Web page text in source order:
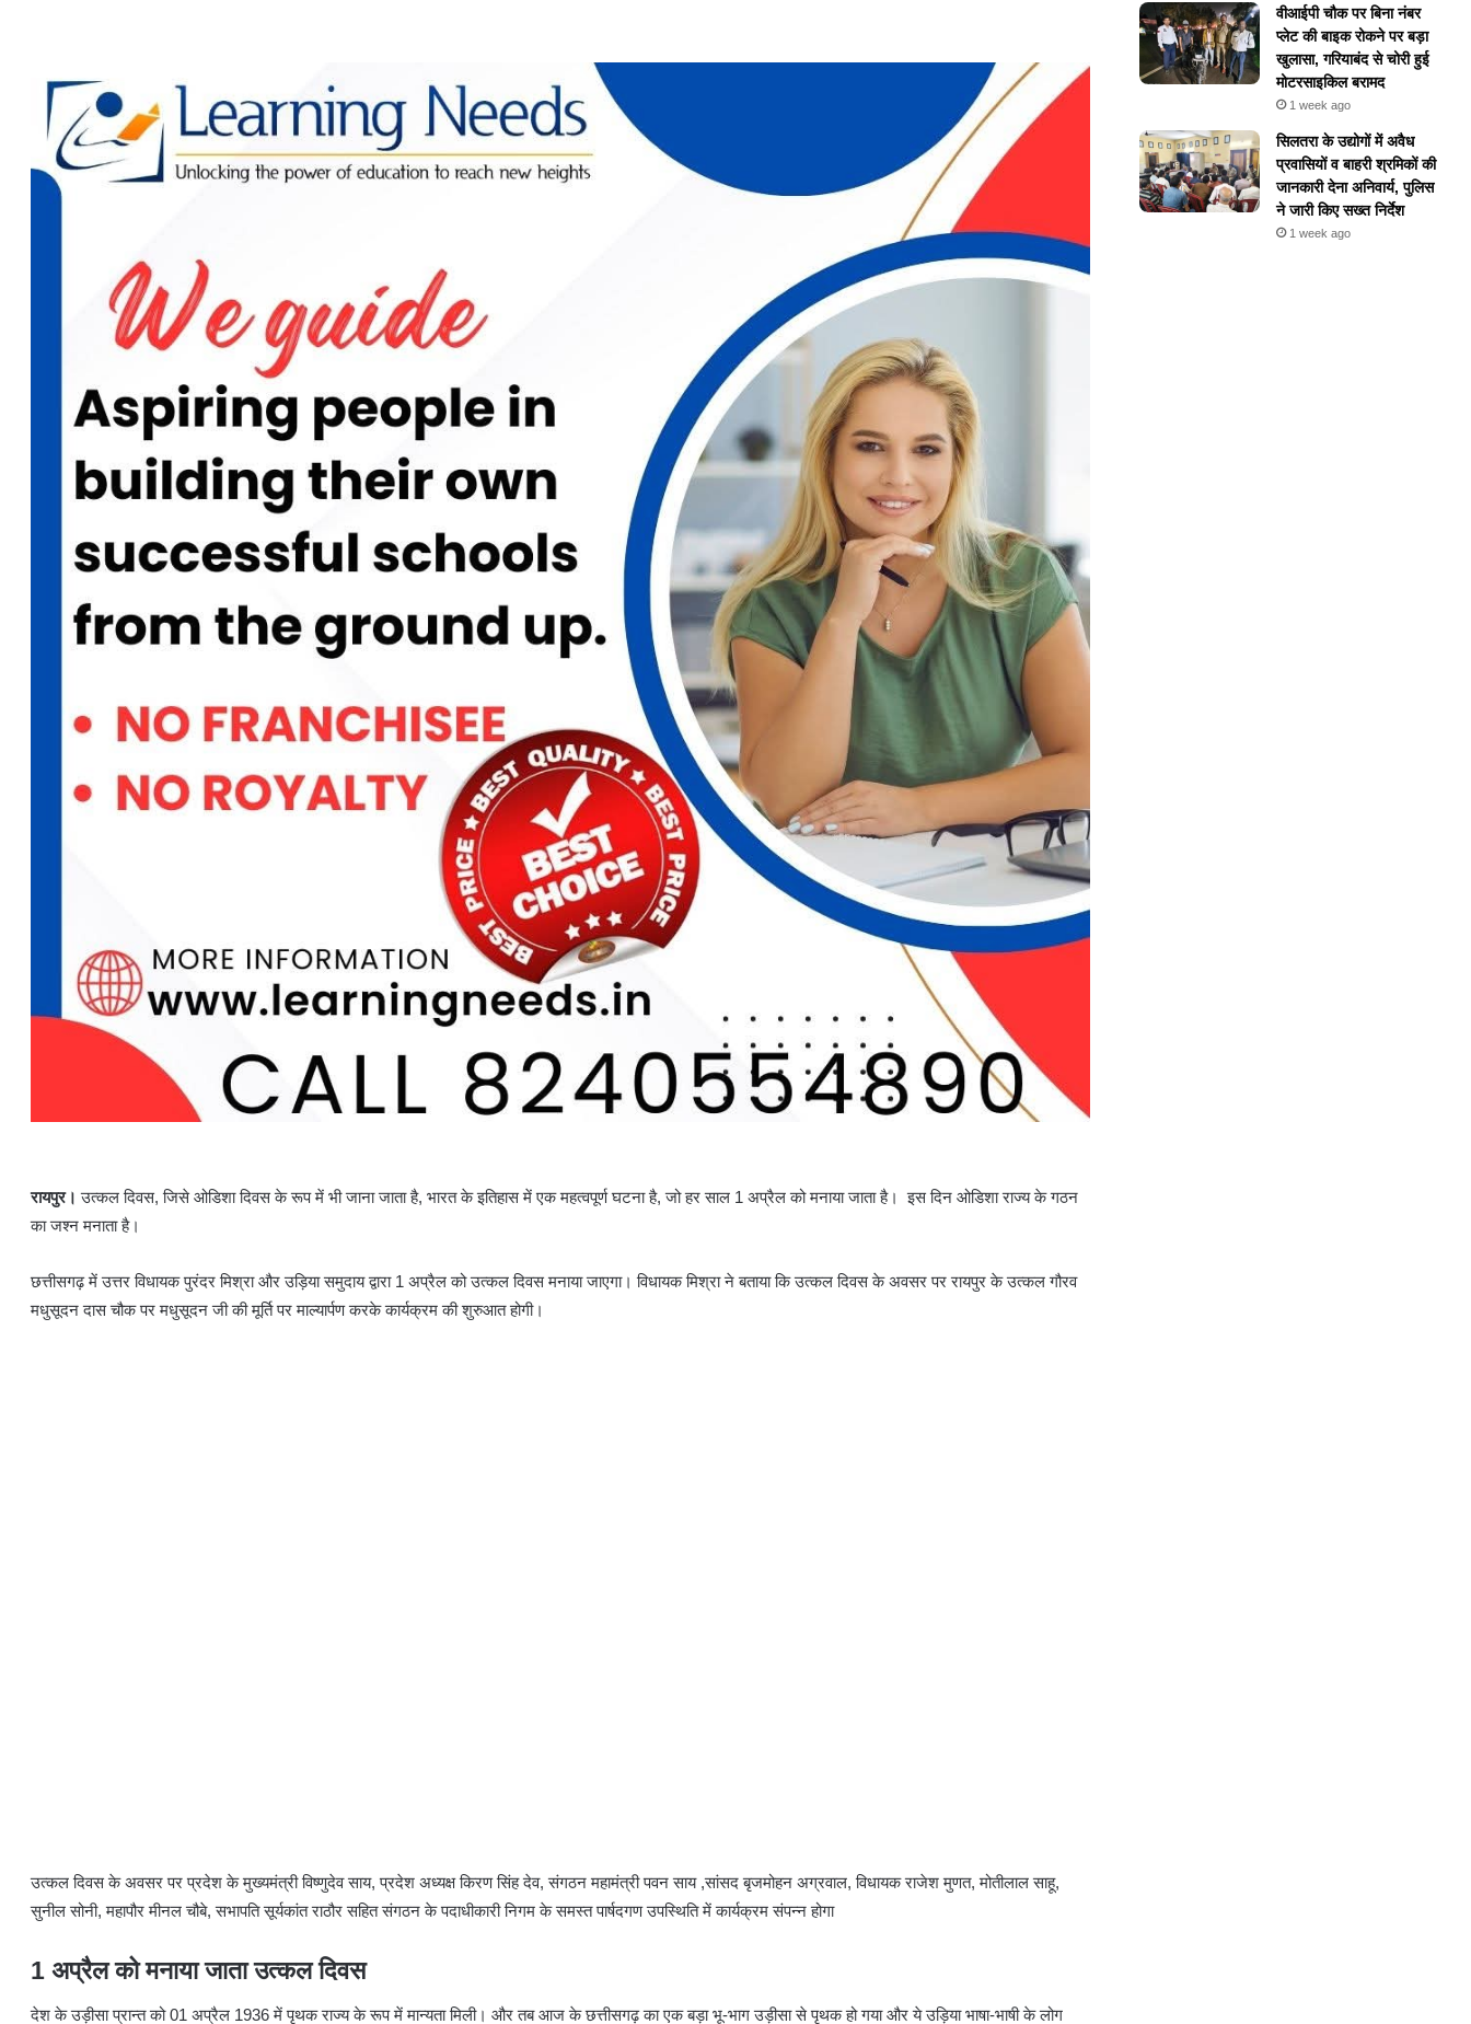
रायपुर। उत्कल दिवस, जिसे ओडिशा दिवस के रूप में भी जाना जाता है, भारत के इतिहास में एक महत्वपूर्ण घटना है, जो हर साल 1 अप्रैल को मनाया जाता है। इस दिन ओडिशा राज्य के गठन
का जश्न मनाता है।
छत्तीसगढ़ में उत्तर विधायक पुरंदर मिश्रा और उड़िया समुदाय द्वारा 1 अप्रैल को उत्कल दिवस मनाया जाएगा। विधायक मिश्रा ने बताया कि उत्कल दिवस के अवसर पर रायपुर के उत्कल गौरव
मधुसूदन दास चौक पर मधुसूदन जी की मूर्ति पर माल्यार्पण करके कार्यक्रम की शुरुआत होगी।
उत्कल दिवस के अवसर पर प्रदेश के मुख्यमंत्री विष्णुदेव साय, प्रदेश अध्यक्ष किरण सिंह देव, संगठन महामंत्री पवन साय ,सांसद बृजमोहन अग्रवाल, विधायक राजेश मुणत, मोतीलाल साहू,
सुनील सोनी, महापौर मीनल चौबे, सभापति सूर्यकांत राठौर सहित संगठन के पदाधीकारी निगम के समस्त पार्षदगण उपस्थिति में कार्यक्रम संपन्न होगा
1 अप्रैल को मनाया जाता उत्कल दिवस
देश के उड़ीसा प्रान्त को 01 अप्रैल 1936 में पृथक राज्य के रूप में मान्यता मिली। और तब आज के छत्तीसगढ़ का एक बड़ा भू-भाग उड़ीसा से पृथक हो गया और ये उड़िया भाषा-भाषी के लोग
वीआईपी चौक पर बिना नंबर
प्लेट की बाइक रोकने पर बड़ा
खुलासा, गरियाबंद से चोरी हुई
मोटरसाइकिल बरामद
1 week ago
सिलतरा के उद्योगों में अवैध
प्रवासियों व बाहरी श्रमिकों की
जानकारी देना अनिवार्य, पुलिस
ने जारी किए सख्त निर्देश
1 week ago